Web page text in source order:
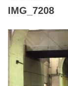
IMG_7208